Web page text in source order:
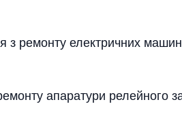
з ремонту електричних
апаратури релейного